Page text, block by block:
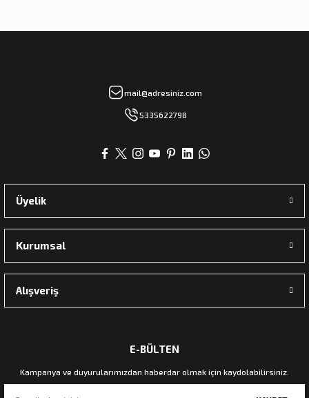
mail@adresiniz.com
5335622798
Üyelik
Kurumsal
Alışveriş
E-BÜLTEN
Kampanya ve duyurularımızdan haberdar olmak için kaydolabilirsiniz.